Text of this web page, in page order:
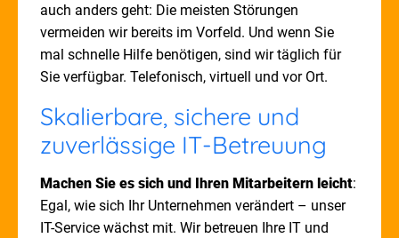
auch anders geht: Die meisten Störungen
vermeiden wir bereits im Vorfeld. Und wenn Sie
mal schnelle Hilfe benötigen, sind wir täglich für
Sie verfügbar. Telefonisch, virtuell und vor Ort.
Skalierbare, sichere und
zuverlässige IT-Betreuung
Machen Sie es sich und Ihren Mitarbeitern leicht:
Egal, wie sich Ihr Unternehmen verändert – unser
IT-Service wächst mit. Wir betreuen Ihre IT und